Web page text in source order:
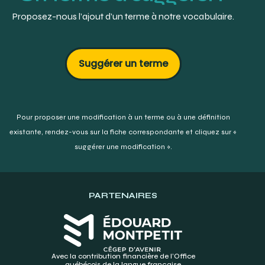
Proposez-nous l’ajout d’un terme à notre vocabulaire.
Suggérer un terme
Pour proposer une modification à un terme ou à une définition
existante, rendez-vous sur la fiche correspondante et cliquez sur «
suggérer une modification ».
PARTENAIRES
Avec la contribution financière de l’Office